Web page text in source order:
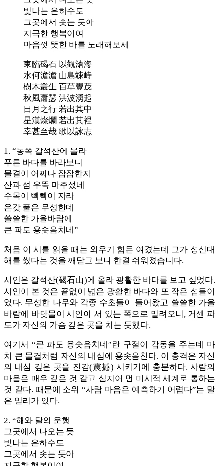
빛나는 은하수도
그곳에서 솟는 듯아
지극한 행복이여
마음껏 뜻한 바를 노래해보세
東臨碣石 以觀滄海
水何澹澹 山島竦峙
樹木叢生 百草豐茂
秋風蕭瑟 洪波湧起
日月之行 若出其中
星漢燦爛 若出其裡
幸甚至哉 歌以詠志
1. “동쪽 갈석산에 올라
푸른 바다를 바라보니
물결이 어찌나 잠잠한지
산과 섬 우뚝 마주섰네
수목이 빽빽이 자라
온갖 풀은 무성한데
쓸쓸한 가을바람에
큰 파도 용솟음치네”
처음 이 시를 읽을 때는 외우기 힘든 여겼는데 그가 성신대
해를 썼다는 것을 깨닫고 보니 한결 쉬워졌습니다.
시인은 갈석산(碣石山)에 올라 광활한 바다를 보고 싶었다.
시인이 본 것은 끝없이 넓은 광활한 바다와 또 작은 섬들이
었다. 무성한 나무와 각종 수초들이 들어왔고 쓸쓸한 가을
바람에 바닷물이 시인이 서 있는 쪽으로 밀려오니, 거센 파
도가 자신의 가슴 깊은 곳을 치는 듯했다.
여기서 “큰 파도 용솟음치네”란 구절이 감동을 주는데 마
치 큰 물결처럼 자신의 내심에 용솟음친다. 이 충격은 자신
의 내심 깊은 곳을 진감(震撼) 시키기에 충분하다. 사람의
마음은 매우 깊은 것 같고 심지어 먼 미시적 세계로 통하는
것 같다. 때문에 소위 “사람 마음은 예측하기 어렵다”는 말
은 일리가 있다.
2. “해와 달의 운행
그곳에서 나오는 듯
빛나는 은하수도
그곳에서 솟는 듯아